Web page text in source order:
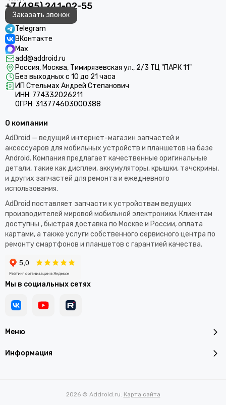
+7 (495) 241-02-55
Заказать звонок
Telegram
ВКонтакте
Max
add@addroid.ru
Россия, Москва, Тимирязевская ул., 2/3 ТЦ "ПАРК 11"
Без выходных с 10 до 21 часа
ИП Стельмах Андрей Степанович
ИНН: 774332026211
ОГРН: 313774603000388
Меню
Информация
О компании
AdDroid — ведущий интернет-магазин запчастей и
аксессуаров для мобильных устройств и планшетов на базе
Android. Компания предлагает качественные оригинальные
детали, такие как дисплеи, аккумуляторы, крышки, тачскрины,
и других запчастей для ремонта и ежедневного
использования.​
AdDroid поставляет запчасти к устройствам ведущих
производителей мировой мобильной электроники. Клиентам
доступны , быстрая доставка по Москве и России, оплата
картами, а также услуги собственного сервисного центра по
ремонту смартфонов и планшетов с гарантией качества.
Мы в социальных сетях
2026 © Addroid.ru. Карта сайта